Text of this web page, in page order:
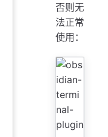
否则无
法正常
使用：